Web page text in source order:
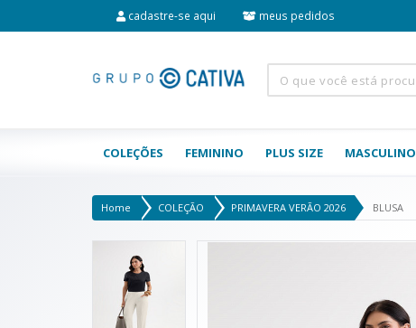
cadastre-se aqui meus pedidos
COLEÇÕES FEMININO PLUS SIZE MASCULINO
Home COLEÇÃO PRIMAVERA VERÃO 2026 BLUSA